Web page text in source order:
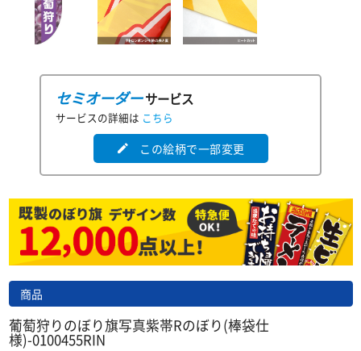
セミオーダーサービス
サービスの詳細は こちら
edit この絵柄で一部変更
商品
葡萄狩りのぼり旗写真紫帯Rのぼり(棒袋仕
様)-0100455RIN